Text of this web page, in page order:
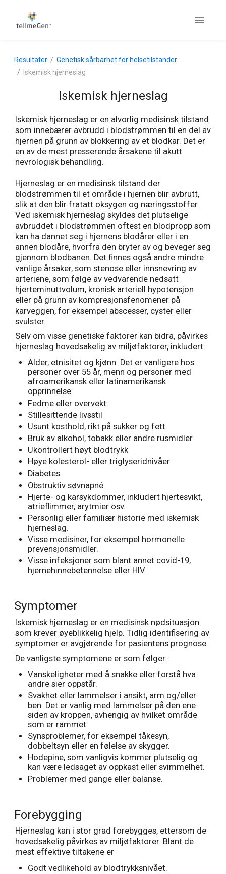
Resultater
Genetisk sårbarhet for helsetilstander
Iskemisk hjerneslag
Iskemisk hjerneslag
Iskemisk hjerneslag er en alvorlig medisinsk tilstand
som innebærer avbrudd i blodstrømmen til en del av
hjernen på grunn av blokkering av et blodkar. Det er
en av de mest presserende årsakene til akutt
nevrologisk behandling.
Hjerneslag er en medisinsk tilstand der
blodstrømmen til et område i hjernen blir avbrutt,
slik at den blir fratatt oksygen og næringsstoffer.
Ved iskemisk hjerneslag skyldes det plutselige
avbruddet i blodstrømmen oftest en blodpropp som
kan ha dannet seg i hjernens blodårer eller i en
annen blodåre, hvorfra den bryter av og beveger seg
gjennom blodbanen. Det finnes også andre mindre
vanlige årsaker, som stenose eller innsnevring av
arteriene, som følge av vedvarende nedsatt
hjerteminuttvolum, kronisk arteriell hypotensjon
eller på grunn av kompresjonsfenomener på
karveggen, for eksempel abscesser, cyster eller
svulster.
Selv om visse genetiske faktorer kan bidra, påvirkes
hjerneslag hovedsakelig av miljøfaktorer, inkludert:
Alder, etnisitet og kjønn. Det er vanligere hos
personer over 55 år, menn og personer med
afroamerikansk eller latinamerikansk
opprinnelse.
Fedme eller overvekt
Stillesittende livsstil
Usunt kosthold, rikt på sukker og fett.
Bruk av alkohol, tobakk eller andre rusmidler.
Ukontrollert høyt blodtrykk
Høye kolesterol- eller triglyseridnivåer
Diabetes
Obstruktiv søvnapné
Hjerte- og karsykdommer, inkludert hjertesvikt,
atrieflimmer, arytmier osv.
Personlig eller familiær historie med iskemisk
hjerneslag.
Visse medisiner, for eksempel hormonelle
prevensjonsmidler.
Visse infeksjoner som blant annet covid-19,
hjernehinnebetennelse eller HIV.
Symptomer
Iskemisk hjerneslag er en medisinsk nødsituasjon
som krever øyeblikkelig hjelp. Tidlig identifisering av
symptomer er avgjørende for pasientens prognose.
De vanligste symptomene er som følger:
Vanskeligheter med å snakke eller forstå hva
andre sier oppstår.
Svakhet eller lammelser i ansikt, arm og/eller
ben. Det er vanlig med lammelser på den ene
siden av kroppen, avhengig av hvilket område
som er rammet.
Synsproblemer, for eksempel tåkesyn,
dobbeltsyn eller en følelse av skygger.
Hodepine, som vanligvis kommer plutselig og
kan være ledsaget av oppkast eller svimmelhet.
Problemer med gange eller balanse.
Forebygging
Hjerneslag kan i stor grad forebygges, ettersom de
hovedsakelig påvirkes av miljøfaktorer. Blant de
mest effektive tiltakene er
Godt vedlikehold av blodtrykksnivået.